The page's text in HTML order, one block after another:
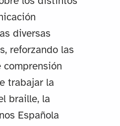
diversas
reforzando las
comprensión
trabajar la
braille, la
Española